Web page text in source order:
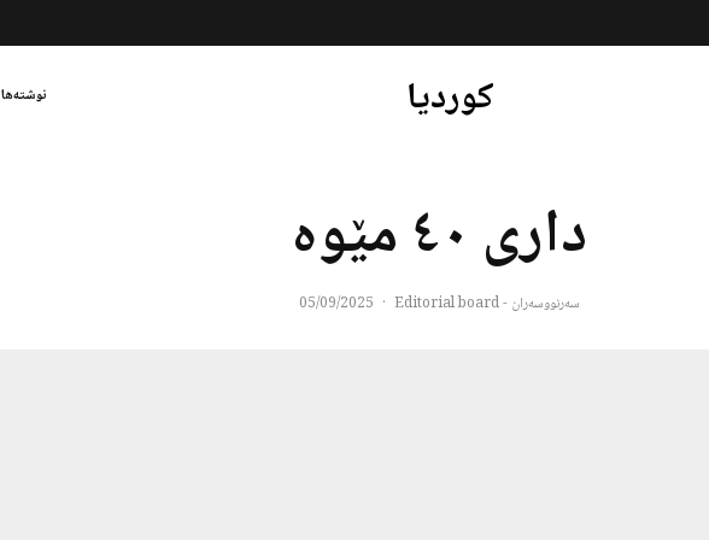
کوردیا نوشتەها
داری ٤٠ مێوه
سەرنووسەران - Editorial board ·
05/09/2025